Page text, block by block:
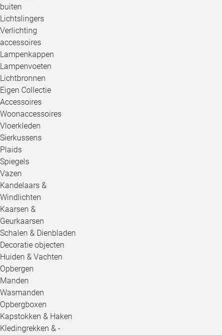
buiten
Lichtslingers
Verlichting
accessoires
Lampenkappen
Lampenvoeten
Lichtbronnen
Eigen Collectie
Accessoires
Woonaccessoires
Vloerkleden
Sierkussens
Plaids
Spiegels
Vazen
Kandelaars &
Windlichten
Kaarsen &
Geurkaarsen
Schalen & Dienbladen
Decoratie objecten
Huiden & Vachten
Opbergen
Manden
Wasmanden
Opbergboxen
Kapstokken & Haken
Kledingrekken & -